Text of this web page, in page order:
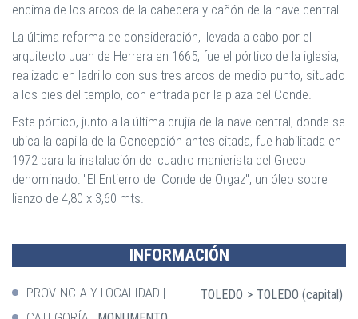
encima de los arcos de la cabecera y cañón de la nave central.
La última reforma de consideración, llevada a cabo por el
arquitecto Juan de Herrera en 1665, fue el pórtico de la iglesia,
realizado en ladrillo con sus tres arcos de medio punto, situado
a los pies del templo, con entrada por la plaza del Conde.
Este pórtico, junto a la última crujía de la nave central, donde se
ubica la capilla de la Concepción antes citada, fue habilitada en
1972 para la instalación del cuadro manierista del Greco
denominado: "El Entierro del Conde de Orgaz", un óleo sobre
lienzo de 4,80 x 3,60 mts.
INFORMACIÓN
PROVINCIA Y LOCALIDAD TOLEDO TOLEDO (capital)